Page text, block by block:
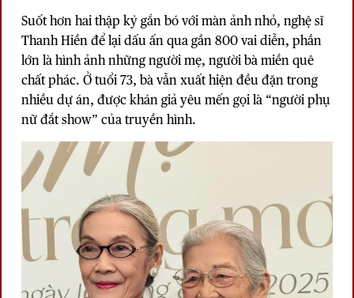
Suốt hơn hai thập kỷ gắn bó với màn ảnh nhỏ, nghệ sĩ
Thanh Hiền để lại dấu ấn qua gần 800 vai diễn, phần
lớn là hình ảnh những người mẹ, người bà miền quê
chất phác. Ở tuổi 73, bà vẫn xuất hiện đều đặn trong
nhiều dự án, được khán giả yêu mến gọi là “người phụ
nữ đắt show” của truyền hình.